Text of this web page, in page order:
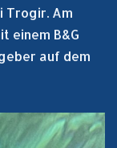
Trogir. Am
einem B&G
auf dem